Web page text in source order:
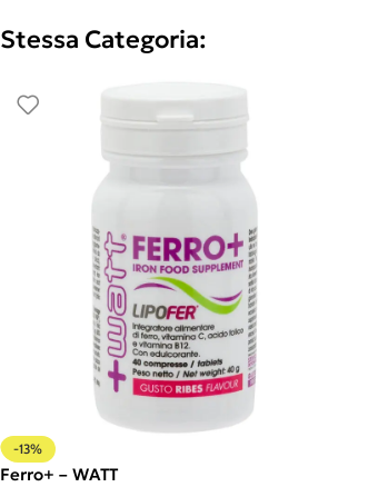
Stessa Categoria:
-13%
Ferro+ – WATT